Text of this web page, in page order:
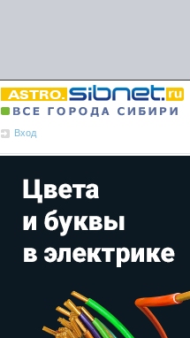
Вход